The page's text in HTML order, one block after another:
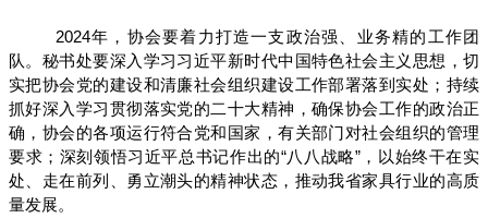
2024年，协会要着力打造一支政治强、业务精的工作团
队。秘书处要深入学习习近平新时代中国特色社会主义思想，切
实把协会党的建设和清廉社会组织建设工作部署落到实处；持续
抓好深入学习贯彻落实党的二十大精神，确保协会工作的政治正
确，协会的各项运行符合党和国家，有关部门对社会组织的管理
要求；深刻领悟习近平总书记作出的“八八战略”，以始终干在实
处、走在前列、勇立潮头的精神状态，推动我省家具行业的高质
量发展。